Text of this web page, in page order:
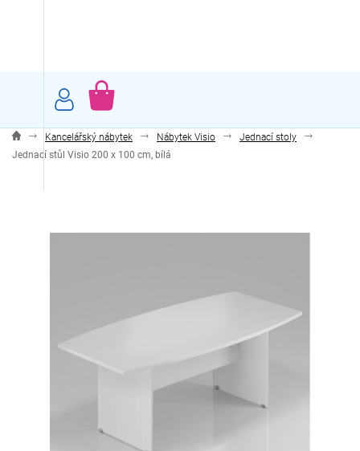
NÁKUPNÍ
Kancelářský nábytek Nábytek Visio
Jednací stoly
Jednací stůl Visio 200 x 100 cm, bílá